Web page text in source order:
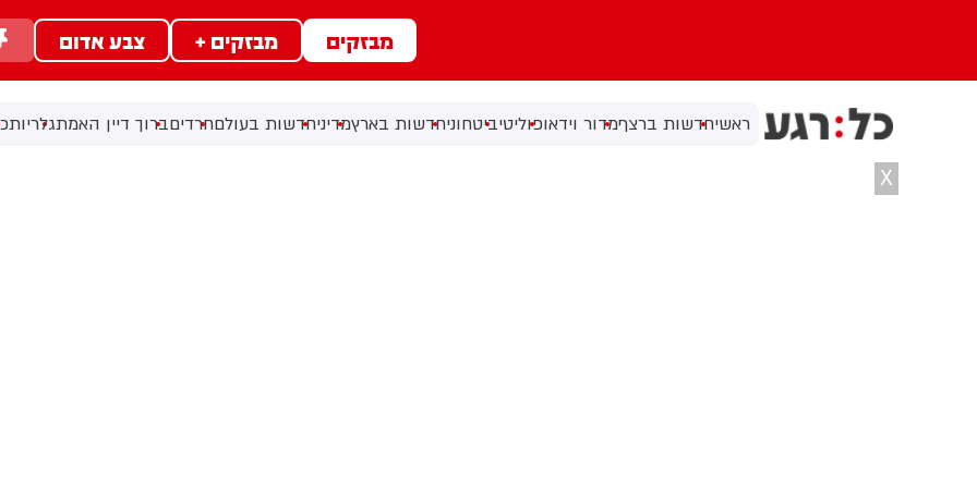
מבזקים מבזקים + צבע אדום
ראשיחדשות ברצףמדור וידאופוליטיביטחוניחדשות בארץמדיניחדשות בעולםחרדיםברוך דיין האמתגלריות
X